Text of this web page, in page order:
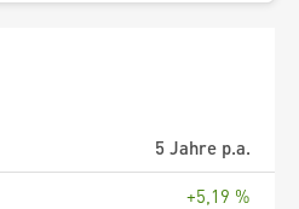
5 Jahre p.a.
+5,19 %